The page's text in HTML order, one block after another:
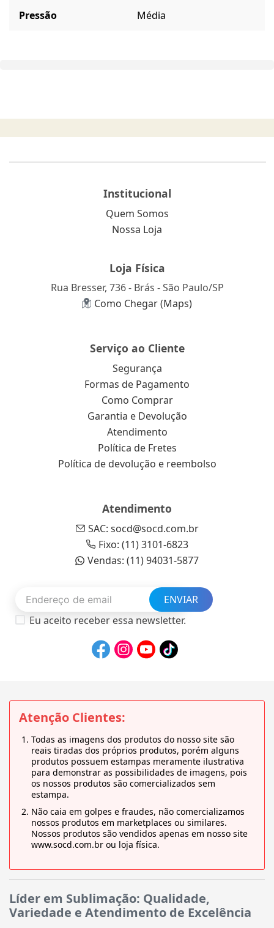
Pressão Média
Institucional
Quem Somos
Nossa Loja
Loja Física
Rua Bresser, 736 - Brás - São Paulo/SP
Como Chegar (Maps)
Serviço ao Cliente
Segurança
Formas de Pagamento
Como Comprar
Garantia e Devolução
Atendimento
Política de Fretes
Política de devolução e reembolso
Atendimento
SAC: socd@socd.com.br
Fixo: (11) 3101-6823
Vendas: (11) 94031-5877
ENVIAR
Eu aceito receber essa newsletter.
Atenção Clientes:
Todas as imagens dos produtos do nosso site são
reais tiradas dos próprios produtos, porém alguns
produtos possuem estampas meramente ilustrativa
para demonstrar as possibilidades de imagens, pois
os nossos produtos são comercializados sem
estampa.
Não caia em golpes e fraudes, não comercializamos
nossos produtos em marketplaces ou similares.
Nossos produtos são vendidos apenas em nosso site
www.socd.com.br ou loja física.
Líder em Sublimação: Qualidade,
Variedade e Atendimento de Excelência